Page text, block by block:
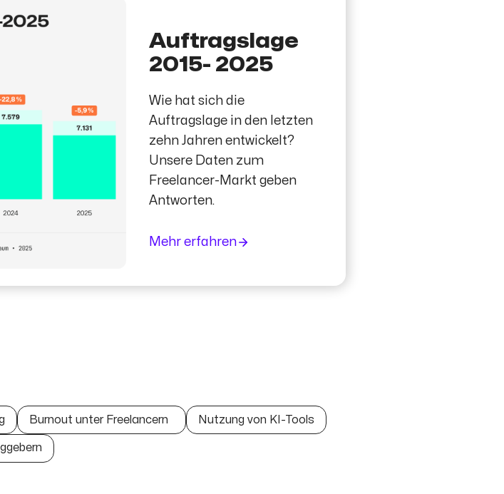
Auftragslage
2015- 2025
Wie hat sich die
Auftragslage in den letzten
zehn Jahren entwickelt?
Unsere Daten zum
Freelancer-Markt geben
Antworten.
Mehr erfahren
Burnout unter Freelancern Nutzung von KI-Tools